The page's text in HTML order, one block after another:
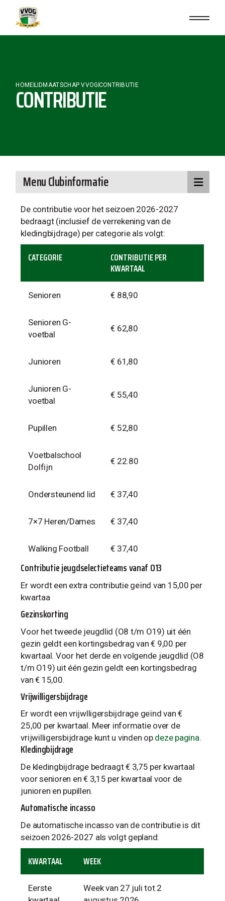
HOME LIDMAATSCHAP VVOG CONTRIBUTIE
CONTRIBUTIE
De contributie voor het seizoen 2026-2027
bedraagt (inclusief de verrekening van de
kledingbijdrage) per categorie als volgt:
CATEGORIE
CONTRIBUTIE PER
KWARTAAL
Senioren € 88,90
Senioren G-
voetbal
€ 62,80
Junioren € 61,80
Junioren G-
voetbal
€ 55,40
Pupillen € 52,80
Voetbalschool
Dolfijn
€ 22.80
Ondersteunend lid € 37,40
7×7 Heren/Dames € 37,40
Walking Football € 37,40
Contributie jeugdselectieteams vanaf O13
Er wordt een extra contributie geïnd van 15,00 per
kwartaa
Gezinskorting
Voor het tweede jeugdlid (O8 t/m O19) uit één
gezin geldt een kortingsbedrag van € 9,00 per
kwartaal. Voor het derde en volgende jeugdlid (O8
t/m O19) uit één gezin geldt een kortingsbedrag
van € 15,00.
Vrijwilligersbijdrage
Er wordt een vrijwlligersbijdrage geïnd van €
25,00 per kwartaal. Meer informatie over de
vrijwilligersbijdrage kunt u vinden op deze pagina.
Kledingbijdrage
De kledingbijdrage bedraagt€ 3,75 per kwartaal
voor senioren en € 3,15 per kwartaal voor de
junioren en pupillen.
Automatische incasso
De automatische incasso van de contributie is dit
seizoen 2026-2027 als volgt gepland:
KWARTAAL WEEK
Eerste
Week van 27 juli tot 2
Menu Clubinformatie